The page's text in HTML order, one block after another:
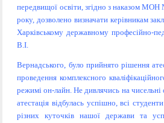
передвищої освіти, згідно з наказом
року, дозволено визначати керівникам
Харківському державному професійно-
В.І.
Вернадського, було прийнято рішення
проведення комплексного
режимі он-лайн. Не дивлячись на
атестація відбулась успішно, всі
різних куточків нашої держави та